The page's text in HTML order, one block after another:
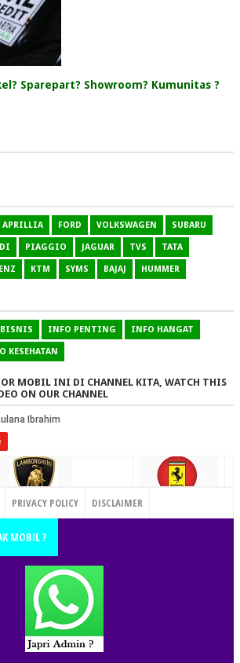
Sparepart? Showroom? Kumunitas ?
APRILLIA FORD VOLKSWAGEN SUBARU
PIAGGIO JAGUAR TVS TATA
KTM SYMS BAJAJ HUMMER
INFO PENTING INFO HANGAT
KESEHATAN
MOBIL INI DI CHANNEL KITA, WATCH THIS
ON OUR CHANNEL
CONTACT US
PRIVACY POLICY DISCLAIMER
MOBIL ?